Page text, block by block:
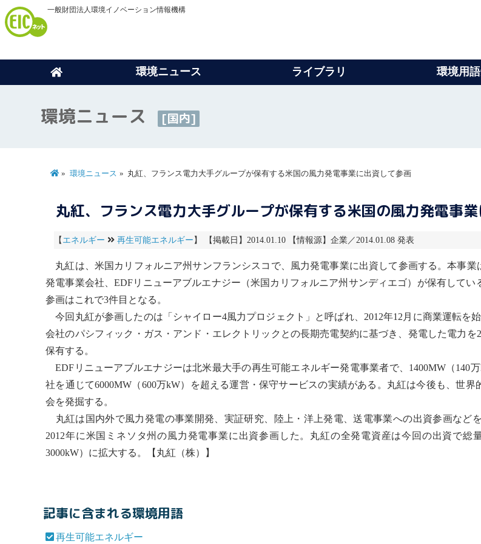
一般財団法人環境イノベーション情報機構
環境ニュース ライブラリ 環境用
環境ニュース [国内]
環境ニュース 丸紅、フランス電力大手グループが保有する米国の風力発電事業に出資して参画
丸紅、フランス電力大手グループが保有する米国の風力発電事
【 エネルギー 再生可能エネルギー 】 【掲載日】2014.01.10 【情報源】企業／2014.01.08 発表
丸紅は、米国カリフォルニア州サンフランシスコで、 風力発電事業に出資して参画する。本事
発電事業会社、EDFリニューアブルエナジー（米国カリフォルニア州サンディエゴ）が保有して
参画はこれで3件目となる。
今回丸紅が参画したのは「シャイロー4風力プロジェクト」と呼ばれ、2012年12月に商業運転を
会社のパシフィック・ガス・アンド・エレクトリックとの長期売電契約に基づき、発電した電力
保有する。
EDFリニューアブルエナジーは北米最大手の再生可能エネルギー発電事業者で、1400MW（140
社を通じて6000MW（600万kW）を超える運営・保守サービスの実績がある。丸紅は今後も、世
会を発掘する。
丸紅は国内外で風力発電の事業開発、実証研究、陸上・洋上発電、送電事業への出資参画など
2012年に米国ミネソタ州の風力発電事業に出資参画した。丸紅の全発電資産は今回の出資で総
3000kW）に拡大する。【丸紅（株）】
記事に含まれる環境用語
再生可能エネルギー